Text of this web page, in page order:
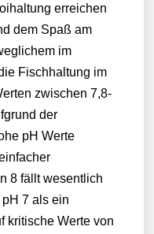
erreichen
dem Spaß am
im
Fischhaltung im
zwischen 7,8-
der
pH Werte
8 fällt wesentlich
7 als ein
kritische Werte von